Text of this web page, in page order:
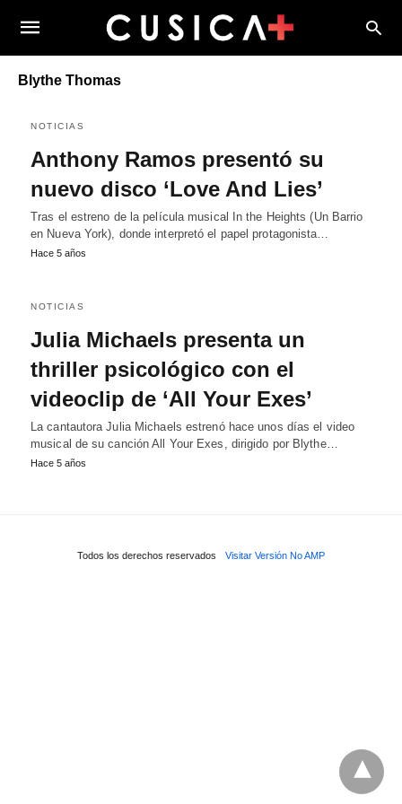
Blythe Thomas
NOTICIAS
Anthony Ramos presentó su
nuevo disco ‘Love And Lies’
Tras el estreno de la película musical In the Heights (Un Barrio
en Nueva York), donde interpretó el papel protagonista…
Hace 5 años
NOTICIAS
Julia Michaels presenta un
thriller psicológico con el
videoclip de ‘All Your Exes’
La cantautora Julia Michaels estrenó hace unos días el video
musical de su canción All Your Exes, dirigido por Blythe…
Hace 5 años
Todos los derechos reservados Visitar Versión No AMP